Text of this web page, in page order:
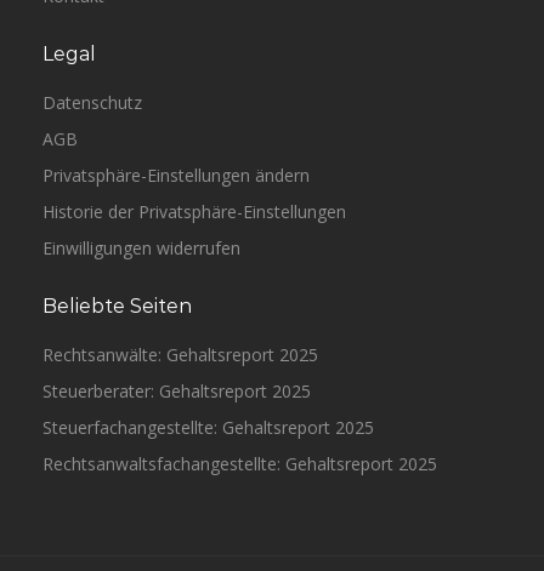
Legal
Datenschutz
AGB
Privatsphäre-Einstellungen ändern
Historie der Privatsphäre-Einstellungen
Einwilligungen widerrufen
Beliebte Seiten
Rechtsanwälte: Gehaltsreport 2025
Steuerberater: Gehaltsreport 2025
Steuerfachangestellte: Gehaltsreport 2025
Rechtsanwaltsfachangestellte: Gehaltsreport 2025